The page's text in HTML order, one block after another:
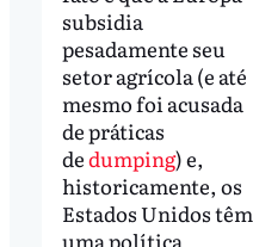
subsidia
pesadamente seu
setor agrícola (e até
mesmo foi acusada
de práticas
dedumping) e,
historicamente, os
Estados Unidos têm
uma política